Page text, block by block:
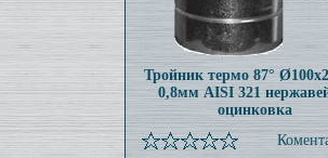
Тройник термо 87°
0,8мм AISI 321
оцинковка